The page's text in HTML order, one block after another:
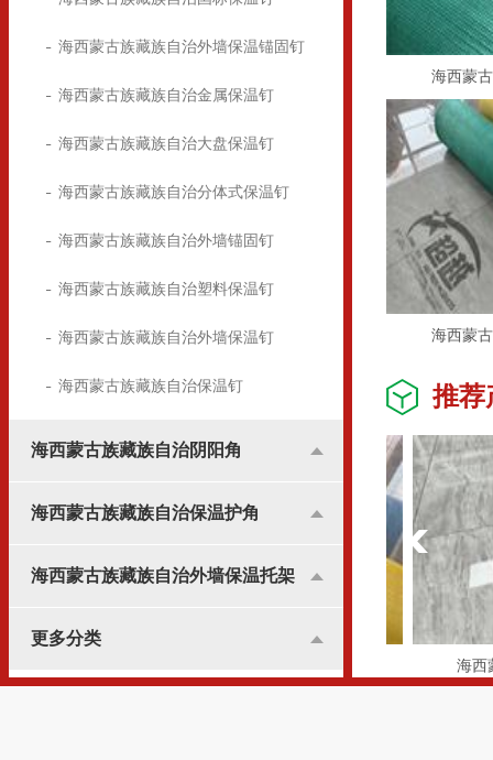
海西蒙古族藏族自治外墙保温锚固钉
海西蒙古族藏族自治金属保温钉
海西蒙古族藏族自治大盘保温钉
海西蒙古族藏族自治分体式保温钉
海西蒙古族藏族自治外墙锚固钉
海西蒙古族藏族自治塑料保温钉
海西蒙古族藏族自治外墙保温钉
海西蒙古族藏族自治保温钉
海西蒙古族藏族自治阴阳角
海西蒙古族藏族自治保温护角
海西蒙古族藏族自治外墙保温托架
更多分类
海西蒙
海西蒙
推荐
海西蒙